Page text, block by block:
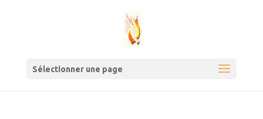
Sélectionner une page